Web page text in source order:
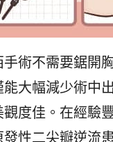
術不需要鋸開
大幅減少術中
度佳。在經驗
性二尖瓣逆流